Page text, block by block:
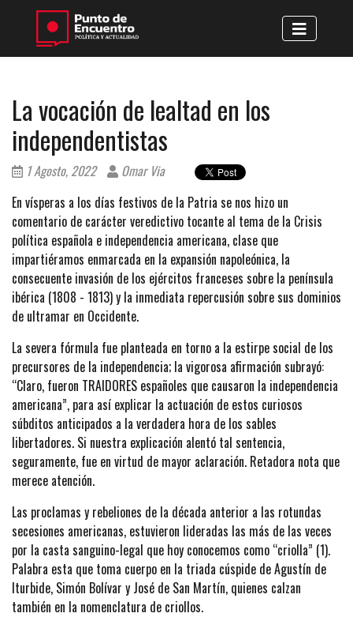
La vocación de lealtad en los
independentistas
1 Agosto, 2022
Omar Via
En vísperas a los días festivos de la Patria se nos hizo un
comentario de carácter veredictivo tocante al tema de la Crisis
política española e independencia americana, clase que
impartiéramos enmarcada en la expansión napoleónica, la
consecuente invasión de los ejércitos franceses sobre la península
ibérica (1808 - 1813) y la inmediata repercusión sobre sus dominios
de ultramar en Occidente.
La severa fórmula fue planteada en torno a la estirpe social de los
precursores de la independencia; la vigorosa afirmación subrayó:
“Claro, fueron TRAIDORES españoles que causaron la independencia
americana”, para así explicar la actuación de estos curiosos
súbditos anticipados a la verdadera hora de los sables
libertadores. Si nuestra explicación alentó tal sentencia,
seguramente, fue en virtud de mayor aclaración. Retadora nota que
merece atención.
Las proclamas y rebeliones de la década anterior a las rotundas
secesiones americanas, estuvieron lideradas las más de las veces
por la casta sanguino-legal que hoy conocemos como “criolla” (1).
Palabra esta que toma cuerpo en la triada cúspide de Agustín de
Iturbide, Simón Bolívar y José de San Martín, quienes calzan
también en la nomenclatura de criollos.